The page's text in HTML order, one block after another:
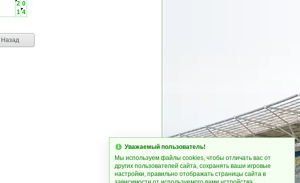
2 0
1 4
Назад
Уважаемый пользователь!
Мы используем файлы cookies, чтобы отличать вас от
других пользователей сайта, сохранять ваши игровые
настройки, правильно отображать страницы сайта в